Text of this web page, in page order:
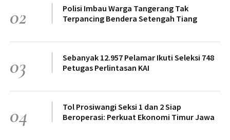
02
Polisi Imbau Warga Tangerang Tak
Terpancing Bendera Setengah Tiang
03
Sebanyak 12.957 Pelamar Ikuti Seleksi 748
Petugas Perlintasan KAI
04
Tol Prosiwangi Seksi 1 dan 2 Siap
Beroperasi: Perkuat Ekonomi Timur Jawa